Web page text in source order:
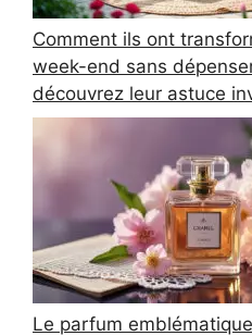
Comment ils ont
week-end sans
découvrez leur astuce
Le parfum